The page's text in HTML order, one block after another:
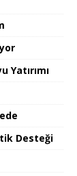
Yatırımı
Desteği